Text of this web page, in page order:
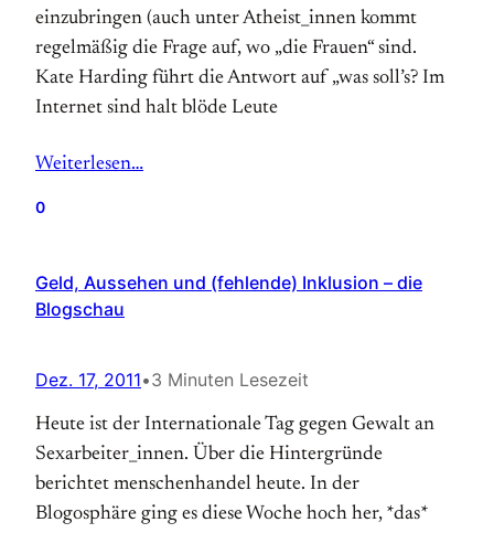
einzubringen (auch unter Atheist_innen kommt
regelmäßig die Frage auf, wo „die Frauen“ sind.
Kate Harding führt die Antwort auf „was soll’s? Im
Internet sind halt blöde Leute
Weiterlesen…
0
Geld, Aussehen und (fehlende) Inklusion – die
Blogschau
Dez. 17, 2011•3 Minuten Lesezeit
Heute ist der Internationale Tag gegen Gewalt an
Sexarbeiter_innen. Über die Hintergründe
berichtet menschenhandel heute. In der
Blogosphäre ging es diese Woche hoch her, *das*